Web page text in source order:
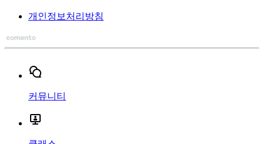
개인정보처리방침
커뮤니티